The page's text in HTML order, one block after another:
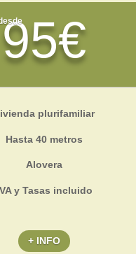
95€
plurifamiliar
Hasta 40 metros
Alovera
y Tasas incluido
+ INFO